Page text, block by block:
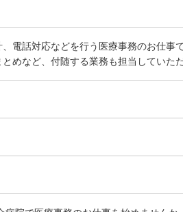
電話対応などを行う医療事務のお仕事で
めなど、付随する業務も担当していただ